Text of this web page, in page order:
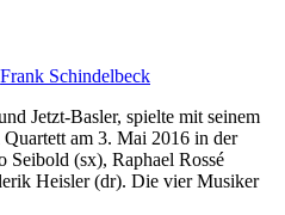
Frank Schindelbeck
Jetzt-Basler, spielte mit seinem
am 3. Mai 2016 in der
(sx), Raphael Rossé
Heisler (dr). Die vier Musiker